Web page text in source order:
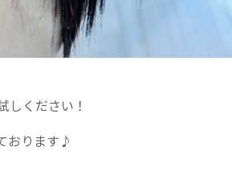
しください！
おります♪